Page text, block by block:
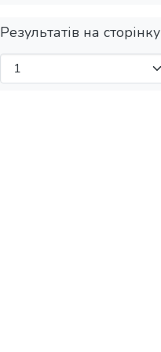
Результатів на сторінку